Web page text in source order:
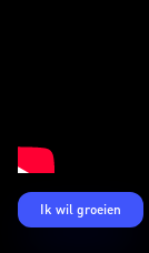
Ik wil groeien